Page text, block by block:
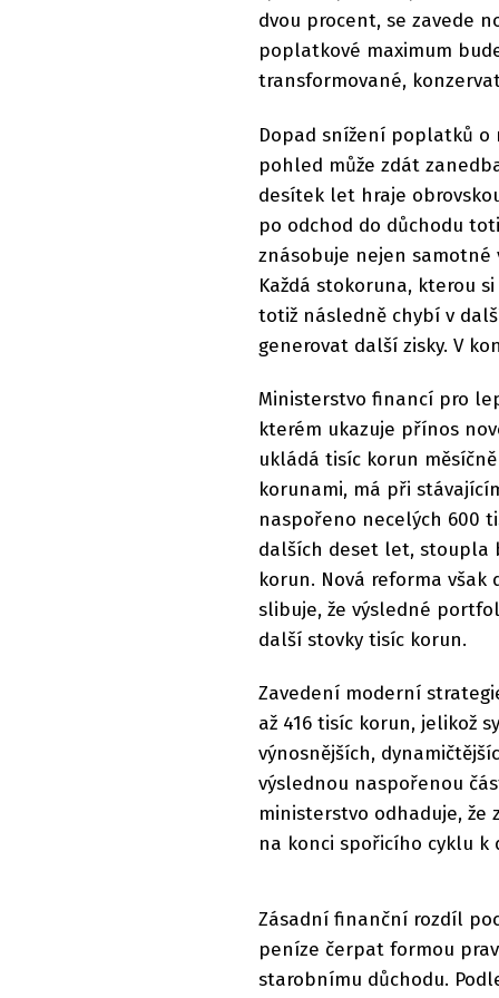
dvou procent, se zavede
poplatkové maximum
transformované,
Dopad snížení poplatků
pohled může zdát
desítek let hraje
po odchod do důchodu
znásobuje nejen samotné
Každá stokoruna, kterou
totiž následně chybí v
generovat další zisky. V
Ministerstvo financí pro
kterém ukazuje přínos
ukládá tisíc korun
korunami, má při
naspořeno necelých 600
dalších deset let, stoupla
korun. Nová reforma
slibuje, že výsledné
další stovky tisíc korun.
Zavedení moderní
až 416 tisíc korun, jelikož
výnosnějších,
výslednou naspořenou
ministerstvo odhaduje,
na konci spořicího cyklu k
Zásadní finanční rozdíl
peníze čerpat formou
starobnímu důchodu.